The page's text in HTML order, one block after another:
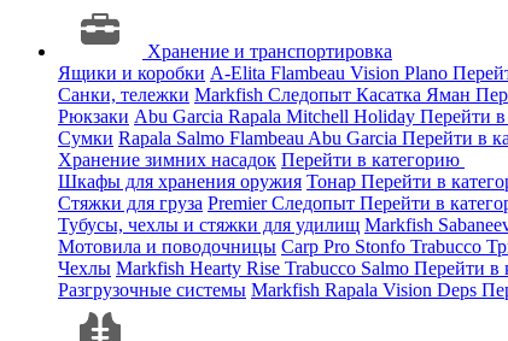
Хранение и транспортировка
Ящики и коробки A-Elita Flambeau Vision Plano
Санки, тележки Markfish Следопыт Касатка Яман
Рюкзаки Abu Garcia Rapala Mitchell Holiday Перейти
Сумки Rapala Salmo Flambeau Abu Garcia Перейти в
Хранение зимних насадок Перейти в категорию
Шкафы для хранения оружия Тонар Перейти в
Стяжки для груза PremierСледопыт Перейти в
Тубусы, чехлы и стяжки для удилищ Markfish
Мотовила и поводочницы Carp Pro Stonfo Trabucco
Чехлы Markfish Hearty Rise Trabucco Salmo Перейти в
Разгрузочные системы Markfish Rapala Vision Deps